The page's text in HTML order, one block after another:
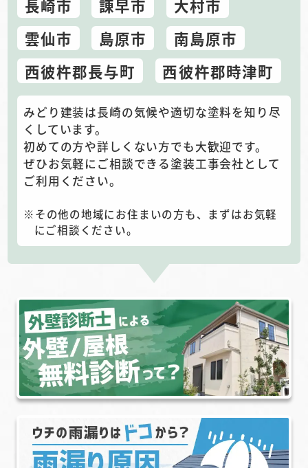
長崎市 諌早市
大村市
雲仙市
島原市
南島原市
西彼杵郡長与町
西彼杵郡時津町
みどり建装は長崎の気候や適切な塗料を知り尽
くしています。
初めての方や詳しくない方でも大歓迎です。
ぜひお気軽にご相談できる塗装工事会社として
ご利用ください。
その他の地域にお住まいの方も、まずはお気軽
にご相談ください。